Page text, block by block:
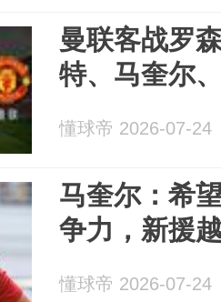
曼联客战罗
特、马奎尔
懂球帝 2026-07-24
马奎尔：希
争力，新援
懂球帝 2026-07-24